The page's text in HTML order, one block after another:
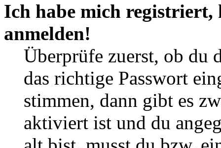
Ich habe mich
anmelden!
Überprüfe zuerst, ob du
das richtige Passwort
stimmen, dann gibt es
aktiviert ist und du